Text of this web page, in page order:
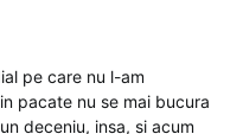
pe care nu l-am
pacate nu se mai bucura
deceniu, insa, si acum